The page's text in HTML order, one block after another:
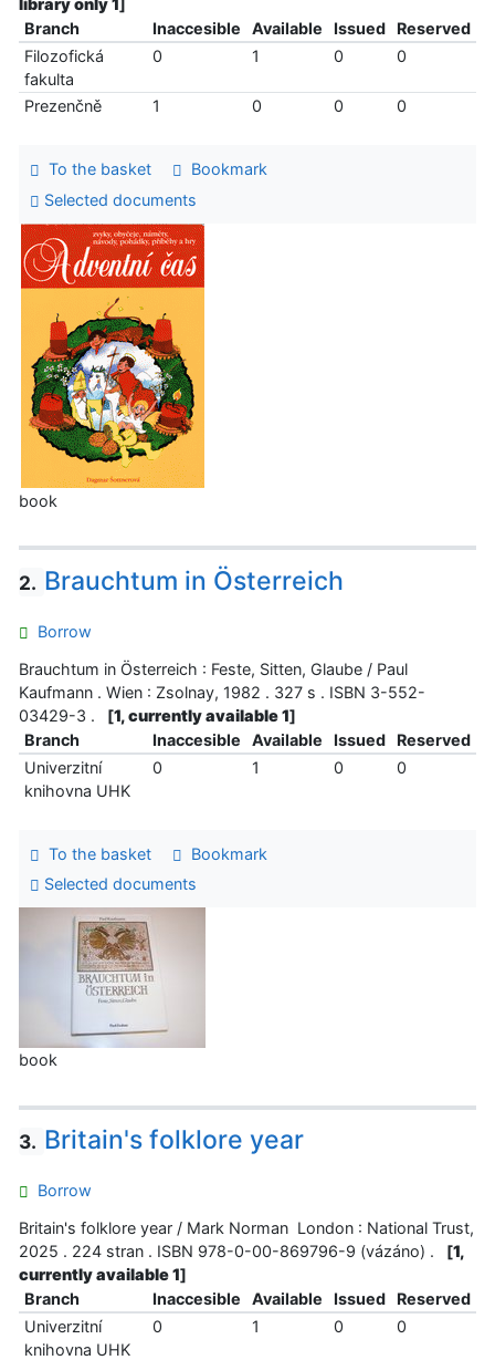
library only 1]
Branch
Inaccesible Available Issued
Reserved
Filozofická
fakulta
0 1 0 0
Prezenčně 1 0 0 0
To the basket
Bookmark
Selected documents
book
2. Brauchtum in Österreich
Borrow
Brauchtum in Österreich : Feste, Sitten, Glaube / Paul
Kaufmann . Wien : Zsolnay, 1982 . 327 s . ISBN 3-552-
03429-3 .
[1, currently available 1]
Branch
Inaccesible Available Issued
Reserved
Univerzitní
knihovna UHK
0 1 0 0
To the basket
Bookmark
Selected documents
book
3. Britain's folklore year
Borrow
Britain's folklore year / Mark Norman London : National Trust,
2025 . 224 stran . ISBN 978-0-00-869796-9 (vázáno) .
[1,
currently available 1]
Branch
Inaccesible Available Issued
Reserved
Univerzitní
knihovna UHK
0 1 0 0